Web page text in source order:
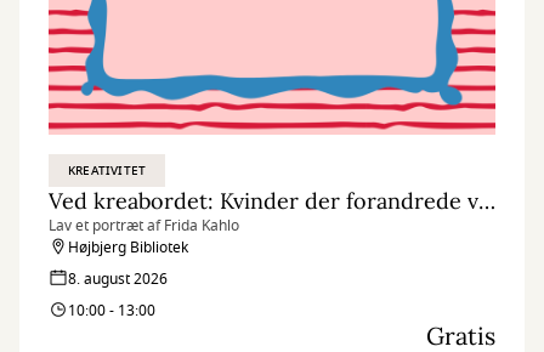
KREATIVITET
Ved kreabordet: Kvinder der forandrede verden
Lav et portræt af Frida Kahlo
Højbjerg Bibliotek
8. august 2026
10:00 - 13:00
Gratis